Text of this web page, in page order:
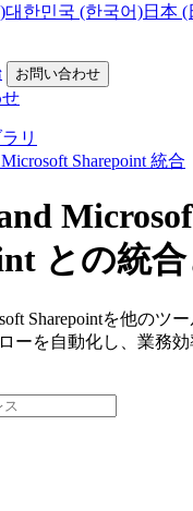
대한민국 (한국어)日本
お問い合わせ
リ
Sharepoint 統合
との統
Sharepointを他のツ
ーを自動化し、業務効